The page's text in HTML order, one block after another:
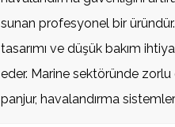
sunan profesyonel bir
tasarımı ve düşük bakım
eder. Marine sektöründe
panjur, havalandırma